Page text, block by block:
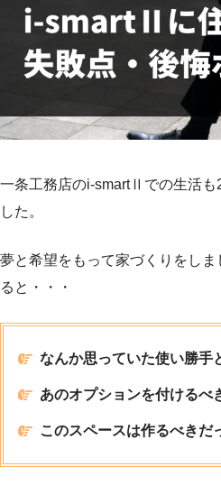
一条工務店のi-smartⅡでの生活も
した。
夢と希望をもって家づくりをし
ると・・・
なんか思っていた使い勝手
あのオプションを付けるべ
このスペースは作るべきだ